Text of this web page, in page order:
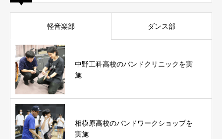
軽音楽部 ダンス部
中野工科高校のバンドクリニックを実
施
相模原高校のバンドワークショップを
実施